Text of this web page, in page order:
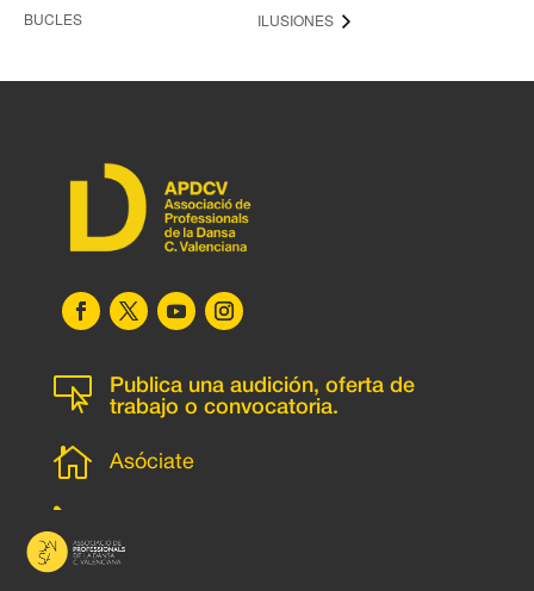
BUCLES
ILUSIONES

Publica una audición, oferta de
trabajo o convocatoria.
 Asóciate
l